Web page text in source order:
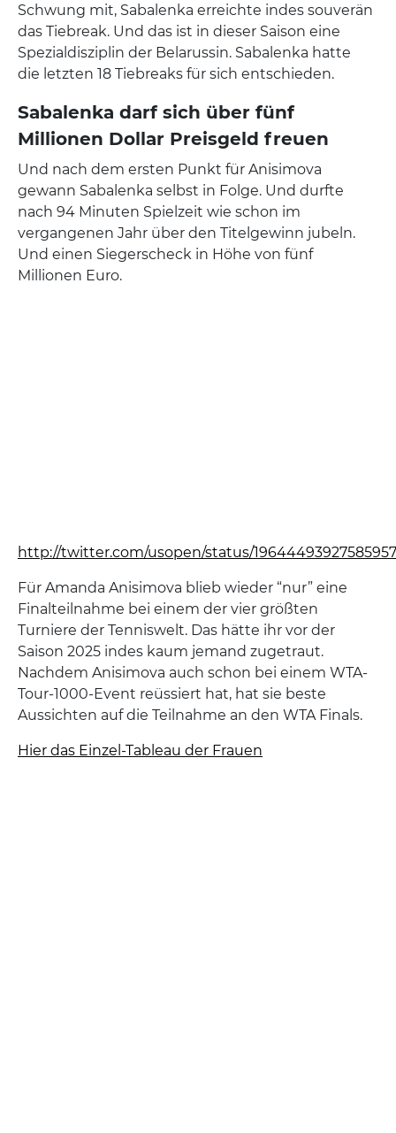
Schwung mit, Sabalenka erreichte indes souverän
das Tiebreak. Und das ist in dieser Saison eine
Spezialdisziplin der Belarussin. Sabalenka hatte
die letzten 18 Tiebreaks für sich entschieden.
Sabalenka darf sich über fünf
Millionen Dollar Preisgeld freuen
Und nach dem ersten Punkt für Anisimova
gewann Sabalenka selbst in Folge. Und durfte
nach 94 Minuten Spielzeit wie schon im
vergangenen Jahr über den Titelgewinn jubeln.
Und einen Siegerscheck in Höhe von fünf
Millionen Euro.
http://twitter.com/usopen/status/
Für Amanda Anisimova blieb wieder “nur” eine
Finalteilnahme bei einem der vier größten
Turniere der Tenniswelt. Das hätte ihr vor der
Saison 2025 indes kaum jemand zugetraut.
Nachdem Anisimova auch schon bei einem WTA-
Tour-1000-Event reüssiert hat, hat sie beste
Aussichten auf die Teilnahme an den WTA Finals.
Hier das Einzel-Tableau der Frauen